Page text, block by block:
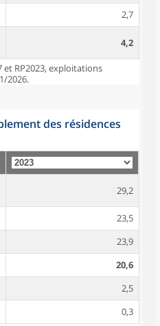
2,7
4,2
et RP2023, exploitations
2026.
des résidences
29,2
23,5
23,9
20,6
2,5
0,3